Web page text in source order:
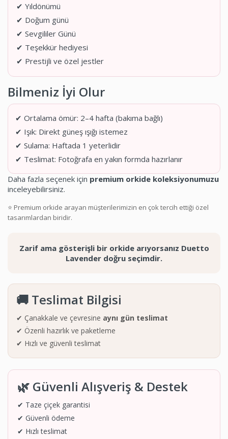
✔ Yıldönümü
✔ Doğum günü
✔ Sevgililer Günü
✔ Teşekkür hediyesi
✔ Prestijli ve özel jestler
Bilmeniz İyi Olur
✔ Ortalama ömür: 2–4 hafta (bakıma bağlı)
✔ Işık: Direkt güneş ışığı istemez
✔ Sulama: Haftada 1 yeterlidir
✔ Teslimat: Fotoğrafa en yakın formda hazırlanır
Daha fazla seçenek için premium orkide koleksiyonumuzu
inceleyebilirsiniz.
⭐ Premium orkide arayan müşterilerimizin en çok tercih ettiği özel
tasarımlardan biridir.
Zarif ama gösterişli bir orkide arıyorsanız Duetto
Lavender doğru seçimdir.
🚚 Teslimat Bilgisi
✔ Çanakkale ve çevresine aynı gün teslimat
✔ Özenli hazırlık ve paketleme
✔ Hızlı ve güvenli teslimat
🌿 Güvenli Alışveriş & Destek
✔ Taze çiçek garantisi
✔ Güvenli ödeme
✔ Hızlı teslimat